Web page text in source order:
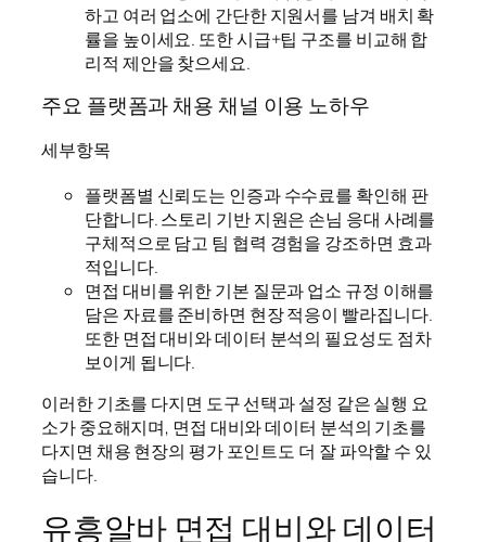
하고 여러 업소에 간단한 지원서를 남겨 배치 확
률을 높이세요. 또한 시급+팁 구조를 비교해 합
리적 제안을 찾으세요.
주요 플랫폼과 채용 채널 이용 노하우
세부항목
플랫폼별 신뢰도는 인증과 수수료를 확인해 판
단합니다. 스토리 기반 지원은 손님 응대 사례를
구체적으로 담고 팀 협력 경험을 강조하면 효과
적입니다.
면접 대비를 위한 기본 질문과 업소 규정 이해를
담은 자료를 준비하면 현장 적응이 빨라집니다.
또한 면접 대비와 데이터 분석의 필요성도 점차
보이게 됩니다.
이러한 기초를 다지면 도구 선택과 설정 같은 실행 요
소가 중요해지며, 면접 대비와 데이터 분석의 기초를
다지면 채용 현장의 평가 포인트도 더 잘 파악할 수 있
습니다.
유흥알바 면접 대비와 데이터